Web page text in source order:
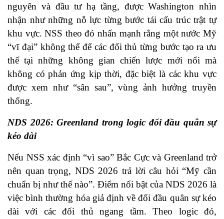
nguyên và đầu tư hạ tầng, được Washington nhìn
nhận như những nỗ lực từng bước tái cấu trúc trật tự
khu vực. NSS theo đó nhấn mạnh rằng một nước Mỹ
“vĩ đại” không thể để các đối thủ từng bước tạo ra ưu
thế tại những không gian chiến lược mới nổi mà
không có phản ứng kịp thời, đặc biệt là các khu vực
được xem như “sân sau”, vùng ảnh hưởng truyền
thống.
NDS 2026: Greenland trong logic đối đầu quân sự
kéo dài
Nếu NSS xác định “vì sao” Bắc Cực và Greenland trở
nên quan trọng, NDS 2026 trả lời câu hỏi “Mỹ cần
chuẩn bị như thế nào”. Điểm nổi bật của NDS 2026 là
việc bình thường hóa giả định về đối đầu quân sự kéo
dài với các đối thủ ngang tầm. Theo logic đó,